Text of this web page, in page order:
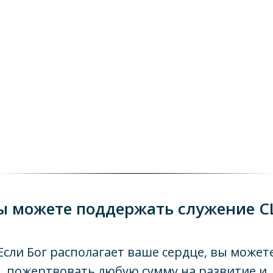
можете поддержать служение
Бог располагает ваше сердце, вы